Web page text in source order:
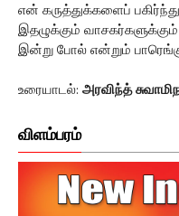
என் கருத்துக்களைப்
இதழுக்கும்
இன்று போல் என்றும்
உரையாடல்: அரவிந்த்
விளம்பரம்